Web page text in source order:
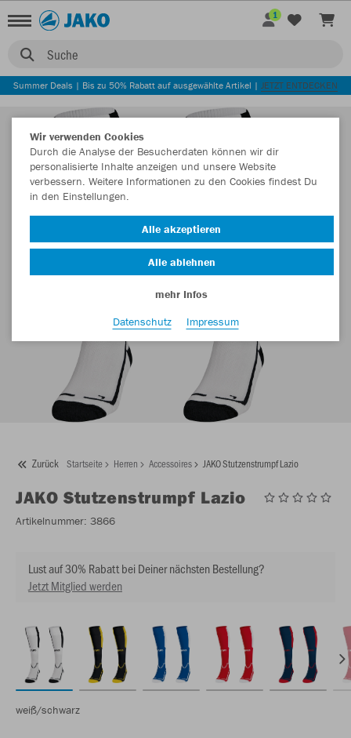
Suche
1
Summer Deals | Bis zu 50% Rabatt auf ausgewählte Artikel | JETZT ENTDECKEN
Zurück Startseite Herren Accessoires JAKO Stutzenstrumpf Lazio
JAKO Stutzenstrumpf Lazio
Artikelnummer: 3866
Lust auf 30% Rabatt bei Deiner nächsten Bestellung?
Jetzt Mitglied werden
weiß/schwarz
Wir verwenden Cookies
Durch die Analyse der Besucherdaten können wir dir
personalisierte Inhalte anzeigen und unsere Website
verbessern. Weitere Informationen zu den Cookies findest Du
in den Einstellungen.
Alle akzeptieren
Alle ablehnen
mehr Infos
Datenschutz
Impressum